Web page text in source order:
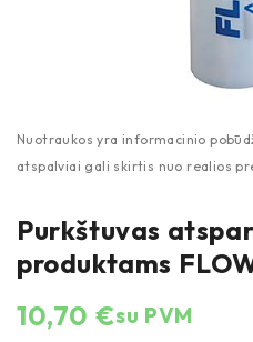
Purkštuvas
produktams
10,70 €su PVM